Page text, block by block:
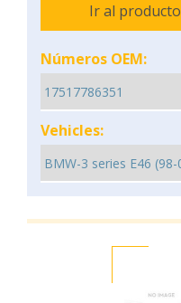
Ir al producto
Números OEM:
Vehicles: